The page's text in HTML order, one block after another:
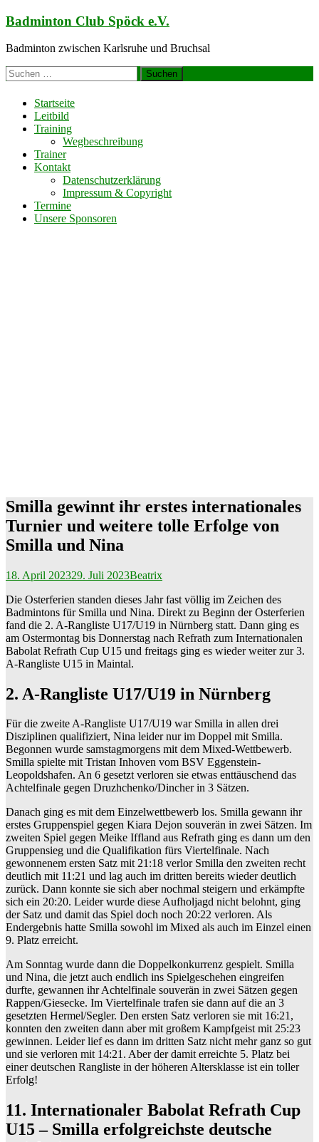
Zum
springen
Badminton Club Spöck e.V.
Badminton zwischen Karlsruhe und Bruchsal
Suchen
nach:
Startseite
Leitbild
Training
Wegbeschreibung
Trainer
Kontakt
Datenschutzerklärung
Impressum & Copyright
Termine
Unsere Sponsoren
Smilla gewinnt ihr erstes internationales
Turnier und weitere tolle Erfolge von
Smilla und Nina
18. April 202329. Juli 2023Beatrix
Die Osterferien standen dieses Jahr fast völlig im Zeichen des
Badmintons für Smilla und Nina. Direkt zu Beginn der Osterferien
fand die 2. A-Rangliste U17/U19 in Nürnberg statt. Dann ging es
am Ostermontag bis Donnerstag nach Refrath zum Internationalen
Babolat Refrath Cup U15 und freitags ging es wieder weiter zur 3.
A-Rangliste U15 in Maintal.
2. A-Rangliste U17/U19 in Nürnberg
Für die zweite A-Rangliste U17/U19 war Smilla in allen drei
Disziplinen qualifiziert, Nina leider nur im Doppel mit Smilla.
Begonnen wurde samstagmorgens mit dem Mixed-Wettbewerb.
Smilla spielte mit Tristan Inhoven vom BSV Eggenstein-
Leopoldshafen. An 6 gesetzt verloren sie etwas enttäuschend das
Achtelfinale gegen Druzhchenko/Dincher in 3 Sätzen.
Danach ging es mit dem Einzelwettbewerb los. Smilla gewann ihr
erstes Gruppenspiel gegen Kiara Dejon souverän in zwei Sätzen. Im
zweiten Spiel gegen Meike Iffland aus Refrath ging es dann um den
Gruppensieg und die Qualifikation fürs Viertelfinale. Nach
gewonnenem ersten Satz mit 21:18 verlor Smilla den zweiten recht
deutlich mit 11:21 und lag auch im dritten bereits wieder deutlich
zurück. Dann konnte sie sich aber nochmal steigern und erkämpfte
sich ein 20:20. Leider wurde diese Aufholjagd nicht belohnt, ging
der Satz und damit das Spiel doch noch 20:22 verloren. Als
Endergebnis hatte Smilla sowohl im Mixed als auch im Einzel einen
9. Platz erreicht.
Am Sonntag wurde dann die Doppelkonkurrenz gespielt. Smilla
und Nina, die jetzt auch endlich ins Spielgeschehen eingreifen
durfte, gewannen ihr Achtelfinale souverän in zwei Sätzen gegen
Rappen/Giesecke. Im Viertelfinale trafen sie dann auf die an 3
gesetzten Hermel/Segler. Den ersten Satz verloren sie mit 16:21,
konnten den zweiten dann aber mit großem Kampfgeist mit 25:23
gewinnen. Leider lief es dann im dritten Satz nicht mehr ganz so gut
und sie verloren mit 14:21. Aber der damit erreichte 5. Platz bei
einer deutschen Rangliste in der höheren Altersklasse ist ein toller
Erfolg!
11. Internationaler Babolat Refrath Cup
U15 – Smilla erfolgreichste deutsche